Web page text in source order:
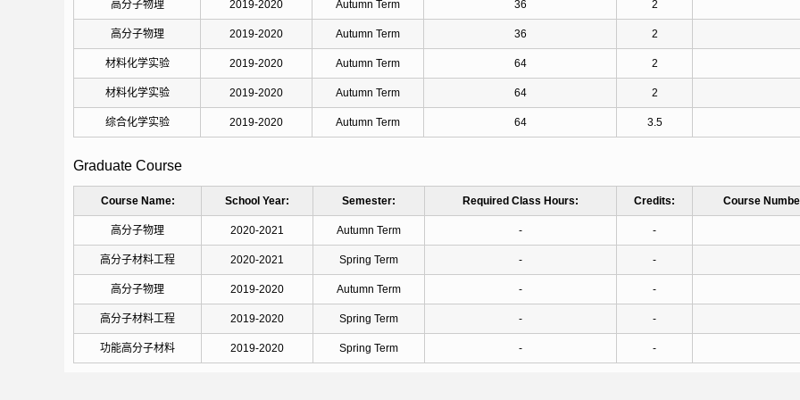
高分子物理 2019-2020 Autumn Term 36 2
高分子物理 2019-2020 Autumn Term 36 2
材料化学实验 2019-2020 Autumn Term 64 2
材料化学实验 2019-2020 Autumn Term 64 2
综合化学实验 2019-2020 Autumn Term 64 3.5
Graduate Course
Course Name: School Year: Semester: Required Class Hours: Credits: Course
高分子物理 2020-2021 Autumn Term - -
高分子材料工程 2020-2021 Spring Term - -
高分子物理 2019-2020 Autumn Term - -
高分子材料工程 2019-2020 Spring Term - -
功能高分子材料 2019-2020 Spring Term - -